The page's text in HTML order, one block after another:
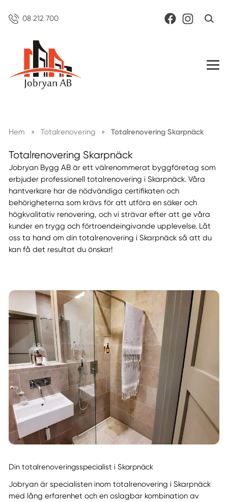
08 212 700
Hem » Totalrenovering » Totalrenovering Skarpnäck
Totalrenovering Skarpnäck
Jobryan Bygg AB är ett välrenommerat byggföretag som
erbjuder professionell totalrenovering i Skarpnäck. Våra
hantverkare har de nödvändiga certifikaten och
behörigheterna som krävs för att utföra en säker och
högkvalitativ renovering, och vi strävar efter att ge våra
kunder en trygg och förtroendeingivande upplevelse. Låt
oss ta hand om din totalrenovering i Skarpnäck så att du
kan få det resultat du önskar!
Din totalrenoveringsspecialist i Skarpnäck
Jobryan är specialisten inom totalrenovering i Skarpnäck
med lång erfarenhet och en oslagbar kombination av